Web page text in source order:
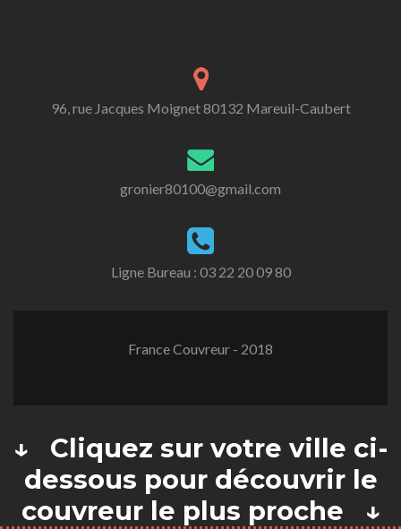
96, rue Jacques Moignet 80132 Mareuil-Caubert
gronier80100@gmail.com
Ligne Bureau : 03 22 20 09 80
France Couvreur - 2018
↓ Cliquez sur votre ville ci-
dessous pour découvrir le
couvreur le plus proche ↓